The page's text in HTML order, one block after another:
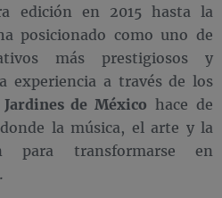
edición en 2015 hasta la
posicionado como uno de
más prestigiosos y
experiencia a través de los
Jardines de México hace de
la música, el arte y la
para transformarse en